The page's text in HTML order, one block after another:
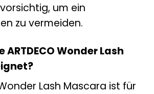
um ein
zu vermeiden.
ARTDECO Wonder Lash
Wonder Lash Mascara ist für